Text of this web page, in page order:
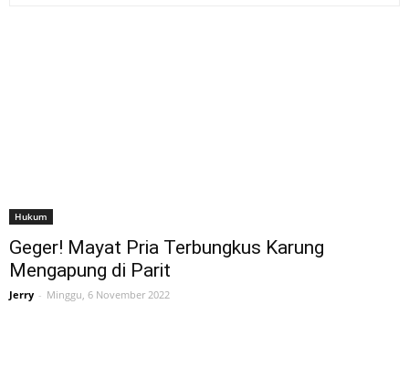
Hukum
Geger! Mayat Pria Terbungkus Karung
Mengapung di Parit
Jerry - Minggu, 6 November 2022